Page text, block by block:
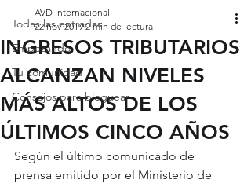
Todas las entradas
Empezando
Tu comunidad
Consejos para bloguear
INGRESOS TRIBUTARIOS
ALCANZAN NIVELES
MÁS ALTOS DE LOS
ÚLTIMOS CINCO AÑOS
AVD Internacional
22 nov 2019 2 min de lectura
Según el último comunicado de
prensa emitido por el Ministerio de